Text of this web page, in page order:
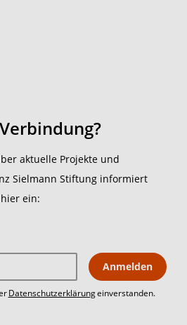
aktuelle Projekte und
Sielmann Stiftung informiert
ein:
Anmelden
Datenschutzerklärungeinverstanden.